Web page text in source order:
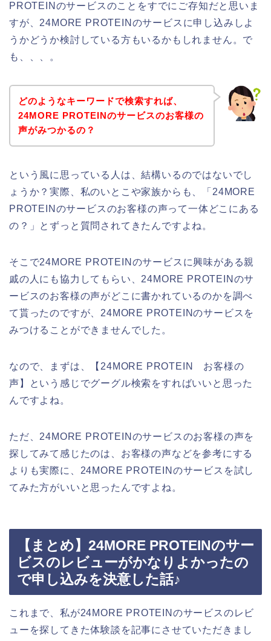
PROTEINのサービスのことをすでにご存知だと思いま
すが、24MORE PROTEINのサービスに申し込みしよ
うかどうか検討している方もいるかもしれません。で
も、、、。
どのようなキーワードで検索すれば、
24MORE PROTEINのサービスのお客様の
声がみつかるの？
という風に思っている人は、結構いるのではないでし
ょうか？実際、私のいとこや家族からも、「24MORE
PROTEINのサービスのお客様の声って一体どこにある
の？」とずっと質問されてきたんですよね。
そこで24MORE PROTEINのサービスに興味がある親
戚の人にも協力してもらい、24MORE PROTEINのサ
ービスのお客様の声がどこに書かれているのかを調べ
て貰ったのですが、24MORE PROTEINのサービスを
みつけることができませんでした。
なので、まずは、【24MORE PROTEIN お客様の
声】という感じでグーグル検索をすればいいと思った
んですよね。
ただ、24MORE PROTEINのサービスのお客様の声を
探してみて感じたのは、お客様の声などを参考にする
よりも実際に、24MORE PROTEINのサービスを試し
てみた方がいいと思ったんですよね。
【まとめ】24MORE PROTEINのサー
ビスのレビューがかなりよかったの
で申し込みを決意した話♪
これまで、私が24MORE PROTEINのサービスのレビ
ューを探してきた体験談を記事にさせていただきまし